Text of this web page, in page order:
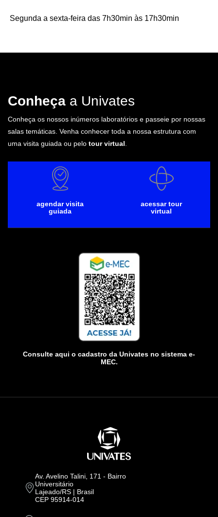
Segunda a sexta-feira das 7h30min às 17h30min
Conheça a Univates
Conheça os nossos inúmeros laboratórios e passeie por nossas
salas temáticas. Venha conhecer toda a nossa estrutura com
uma visita guiada ou pelo tour virtual
agendar visita
guiada
acessar tour
virtual
Consulte aqui o cadastro da Univates no sistema e-
MEC.
Av. Avelino Talini, 171 - Bairro
Universitário
Lajeado/RS | Brasil
CEP 95914-014